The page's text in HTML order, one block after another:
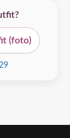
(foto)